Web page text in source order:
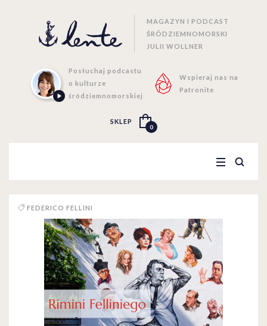
MAGAZYN I PODCAST
ŚRÓDZIEMNOMORSKI
JULII WOLLNER
Posłuchaj podcastu
o kulturze
śródziemnomorskiej
Wspieraj nas na
Patronite
SKLEP
0
FEDERICO FELLINI